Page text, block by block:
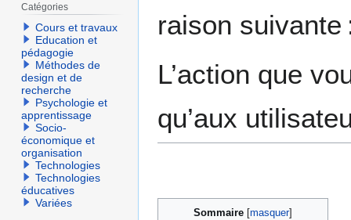
navigation
recherche
raison suivante
L’action que
qu’aux
Sommaire
Catégories
Cours et travaux
Education et
pédagogie
Méthodes de
design et de
recherche
Psychologie et
apprentissage
Socio-
économique et
organisation
Technologies
Technologies
éducatives
Variées